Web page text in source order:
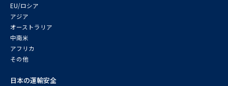
EU/ロシア
アジア
オーストラリア
中南米
アフリカ
その他
日本の運輸安全